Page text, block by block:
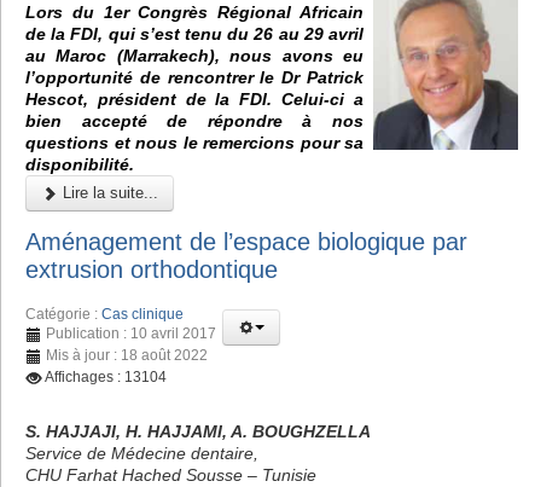
Lors du 1er Congrès Régional Africain
de la FDI, qui s’est tenu du 26 au 29 avril
au Maroc (Marrakech), nous avons eu
l’opportunité de rencontrer le Dr Patrick
Hescot, président de la FDI. Celui-ci a
bien accepté de répondre à nos
questions et nous le remercions pour sa
disponibilité.
Lire la suite...
Aménagement de l’espace biologique par
extrusion orthodontique
Catégorie : Cas clinique
Publication : 10 avril 2017
Mis à jour : 18 août 2022
Affichages : 13104
S. HAJJAJI, H. HAJJAMI, A. BOUGHZELLA
Service de Médecine dentaire,
CHU Farhat Hached Sousse – Tunisie